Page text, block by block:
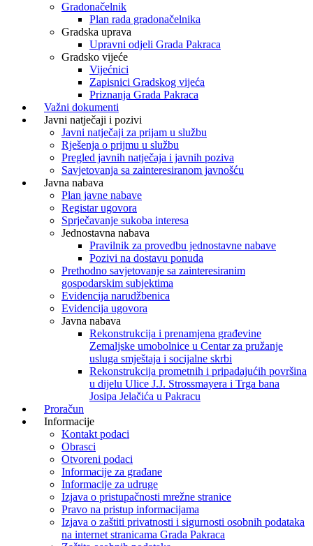
Gradonačelnik
Plan rada gradonačelnika
Gradska uprava
Upravni odjeli Grada Pakraca
Gradsko vijeće
Vijećnici
Zapisnici Gradskog vijeća
Priznanja Grada Pakraca
Važni dokumenti
Javni natječaji i pozivi
Javni natječaji za prijam u službu
Rješenja o prijmu u službu
Pregled javnih natječaja i javnih poziva
Savjetovanja sa zainteresiranom javnošću
Javna nabava
Plan javne nabave
Registar ugovora
Sprječavanje sukoba interesa
Jednostavna nabava
Pravilnik za provedbu jednostavne nabave
Pozivi na dostavu ponuda
Prethodno savjetovanje sa zainteresiranim
gospodarskim subjektima
Evidencija narudžbenica
Evidencija ugovora
Javna nabava
Rekonstrukcija i prenamjena građevine
Zemaljske umobolnice u Centar za pružanje
usluga smještaja i socijalne skrbi
Rekonstrukcija prometnih i pripadajućih površina
u dijelu Ulice J.J. Strossmayera i Trga bana
Josipa Jelačića u Pakracu
Proračun
Informacije
Kontakt podaci
Obrasci
Otvoreni podaci
Informacije za građane
Informacije za udruge
Izjava o pristupačnosti mrežne stranice
Pravo na pristup informacijama
Izjava o zaštiti privatnosti i sigurnosti osobnih podataka
na internet stranicama Grada Pakraca